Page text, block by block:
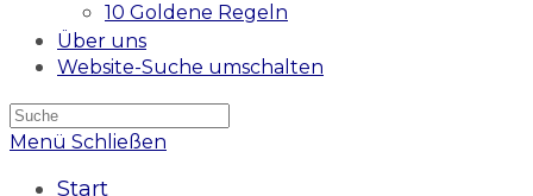
10 Goldene Regeln
Über uns
Website-Suche umschalten
Menü Schließen
Start